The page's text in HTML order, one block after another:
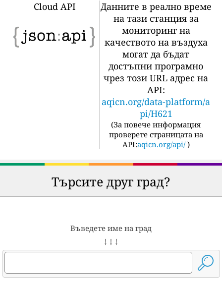
Cloud API
Данните в реално време
на тази станция за
мониторинг на
качеството на въздуха
могат да бъдат
достъпни програмно
чрез този URL адрес на
API:
aqicn.org/data-platform/a
pi/H621
(За повече информация
проверете страницата на
API:aqicn.org/api/ )
Търсите друг град?
Въведете име на град
↓ ↓ ↓